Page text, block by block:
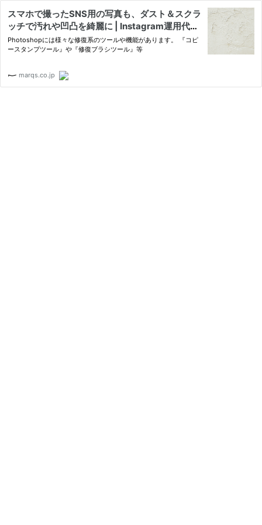
スマホで撮ったSNS用の写真も、ダスト＆スクラ
ッチで汚れや凹凸を綺麗に | Instagram運用代行
会社「MARQS（マークス株式会社）」
Photoshopには様々な修復系のツールや機能があります。 『コピ
ースタンプツール』や『修復ブラシツール』等
marqs.co.jp